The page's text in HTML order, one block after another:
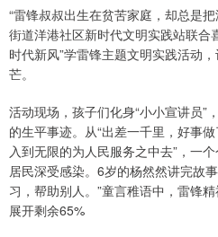
“雷锋叔叔出生在贫苦家庭，却总是
街道洋港社区新时代文明实践站联合
时代新风”学雷锋主题文明实践活动
芒。
活动现场，孩子们化身“小小宣讲员”
的生平事迹。从“出差一千里，好事
入到无限的为人民服务之中去”，一
居民深受感染。6岁的杨然然讲完故
习，帮助别人。”童言稚语中，雷锋精
展开剩余65%